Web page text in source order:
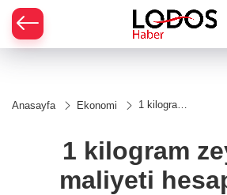
Anasayfa Ekonomi
1 kilogram
1 kilogram
maliyeti